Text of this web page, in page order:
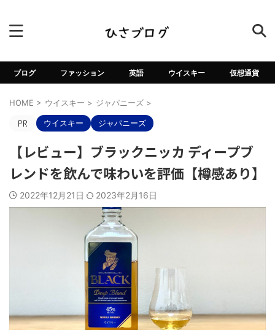
ブログ ファッション 英語 ウイスキー 仮想通貨
HOME > ウイスキー > ジャパニーズ >
ウイスキー ジャパニーズ
【レビュー】ブラックニッカ ディープブ
レンドを飲んで味わいを評価【樽感あり】
2022年12月21日 2023年2月16日